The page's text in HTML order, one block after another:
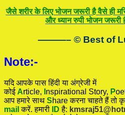
जैसे शरीर के लिए भोजन जरूरी है वैसे ही
और ध्यान रुपी भोजन जरूरी
———– © Best of
Note:-
यदि आपके पास हिंदी या अंग्रेजी में
कोईArticle, nspirational Story, P
आप हमारे साथ Share करना चाहते हैं तो
mail करें. हमारी IDहै: